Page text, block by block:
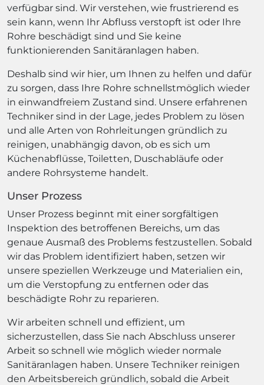
verfügbar sind. Wir verstehen, wie frustrierend es
sein kann, wenn Ihr Abfluss verstopft ist oder Ihre
Rohre beschädigt sind und Sie keine
funktionierenden Sanitäranlagen haben.
Deshalb sind wir hier, um Ihnen zu helfen und dafür
zu sorgen, dass Ihre Rohre schnellstmöglich wieder
in einwandfreiem Zustand sind. Unsere erfahrenen
Techniker sind in der Lage, jedes Problem zu lösen
und alle Arten von Rohrleitungen gründlich zu
reinigen, unabhängig davon, ob es sich um
Küchenabflüsse, Toiletten, Duschabläufe oder
andere Rohrsysteme handelt.
Unser Prozess
Unser Prozess beginnt mit einer sorgfältigen
Inspektion des betroffenen Bereichs, um das
genaue Ausmaß des Problems festzustellen. Sobald
wir das Problem identifiziert haben, setzen wir
unsere speziellen Werkzeuge und Materialien ein,
um die Verstopfung zu entfernen oder das
beschädigte Rohr zu reparieren.
Wir arbeiten schnell und effizient, um
sicherzustellen, dass Sie nach Abschluss unserer
Arbeit so schnell wie möglich wieder normale
Sanitäranlagen haben. Unsere Techniker reinigen
den Arbeitsbereich gründlich, sobald die Arbeit